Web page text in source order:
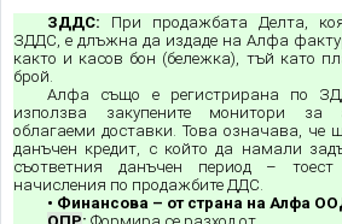
ЗДДС: При продажбата Делта,
ЗДДС, е длъжна да издаде на Алфа
както и касов бон (бележка), тъй като
брой.
Алфа също е регистрирана по
използва закупените монитори за
облагаеми доставки. Това означава, че
данъчен кредит, с който да намали
съответния данъчен период –
начисления по продажбите ДДС.
• Финансова – от страна на Алфа